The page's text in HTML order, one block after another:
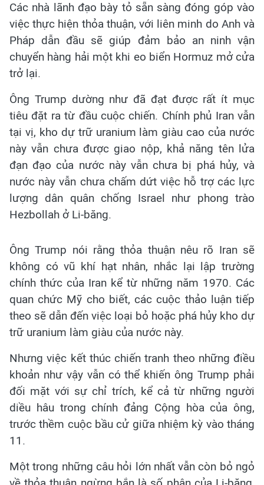
Các nhà lãnh đạo bày tỏ sẵn sàng đóng góp vào
việc thực hiện thỏa thuận, với liên minh do Anh và
Pháp dẫn đầu sẽ giúp đảm bảo an ninh vận
chuyển hàng hải một khi eo biển Hormuz mở cửa
trở lại.
Ông Trump dường như đã đạt được rất ít mục
tiêu đặt ra từ đầu cuộc chiến. Chính phủ Iran vẫn
tại vị, kho dự trữ uranium làm giàu cao của nước
này vẫn chưa được giao nộp, khả năng tên lửa
đạn đạo của nước này vẫn chưa bị phá hủy, và
nước này vẫn chưa chấm dứt việc hỗ trợ các lực
lượng dân quân chống Israel như phong trào
Hezbollah ở Li-băng.
Ông Trump nói rằng thỏa thuận nêu rõ Iran sẽ
không có vũ khí hạt nhân, nhắc lại lập trường
chính thức của Iran kể từ những năm 1970. Các
quan chức Mỹ cho biết, các cuộc thảo luận tiếp
theo sẽ dẫn đến việc loại bỏ hoặc phá hủy kho dự
trữ uranium làm giàu của nước này.
Nhưng việc kết thúc chiến tranh theo những điều
khoản như vậy vẫn có thể khiến ông Trump phải
đối mặt với sự chỉ trích, kể cả từ những người
diều hâu trong chính đảng Cộng hòa của ông,
trước thềm cuộc bầu cử giữa nhiệm kỳ vào tháng
11.
Một trong những câu hỏi lớn nhất vẫn còn bỏ ngỏ